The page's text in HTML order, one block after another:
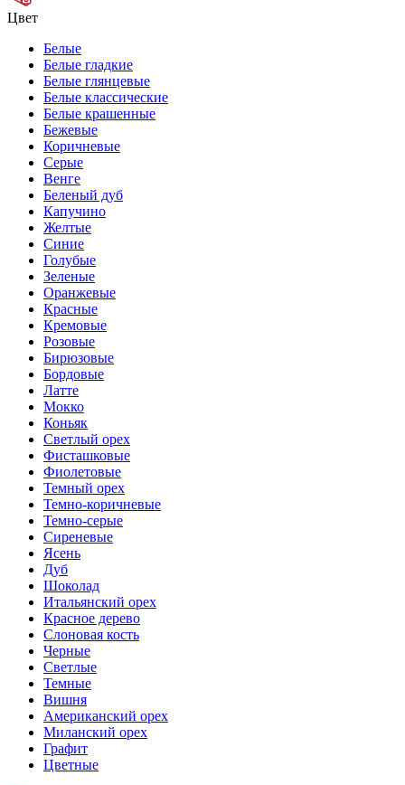
Цвет
Белые
Белые гладкие
Белые глянцевые
Белые классические
Белые крашенные
Бежевые
Коричневые
Серые
Венге
Беленый дуб
Капучино
Желтые
Синие
Голубые
Зеленые
Оранжевые
Красные
Кремовые
Розовые
Бирюзовые
Бордовые
Латте
Мокко
Коньяк
Светлый орех
Фисташковые
Фиолетовые
Темный орех
Темно-коричневые
Темно-серые
Сиреневые
Ясень
Дуб
Шоколад
Итальянский орех
Красное дерево
Слоновая кость
Черные
Светлые
Темные
Вишня
Американский орех
Миланский орех
Графит
Цветные